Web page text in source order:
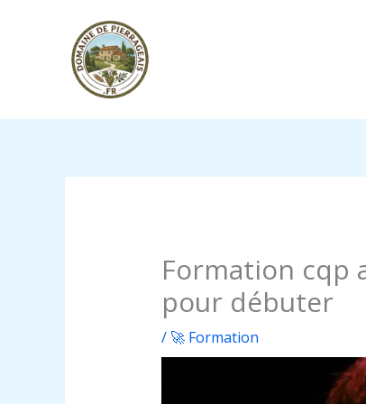
Formation cqp
pour débuter
/ 🚀 Formation